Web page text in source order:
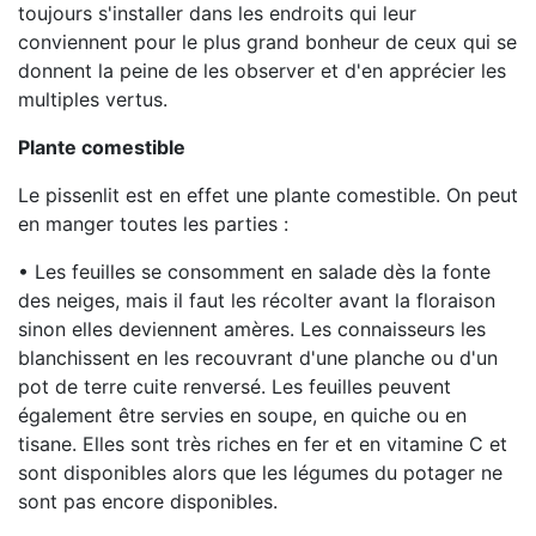
toujours s'installer dans les endroits qui leur
conviennent pour le plus grand bonheur de ceux qui se
donnent la peine de les observer et d'en apprécier les
multiples vertus.
Plante comestible
Le pissenlit est en effet une plante comestible. On peut
en manger toutes les parties :
• Les feuilles se consomment en salade dès la fonte
des neiges, mais il faut les récolter avant la floraison
sinon elles deviennent amères. Les connaisseurs les
blanchissent en les recouvrant d'une planche ou d'un
pot de terre cuite renversé. Les feuilles peuvent
également être servies en soupe, en quiche ou en
tisane. Elles sont très riches en fer et en vitamine C et
sont disponibles alors que les légumes du potager ne
sont pas encore disponibles.